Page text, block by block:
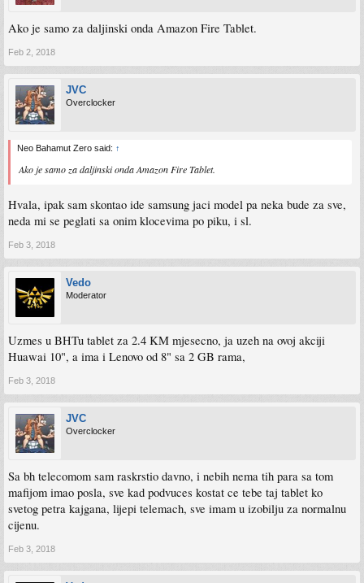
Ako je samo za daljinski onda Amazon Fire Tablet.
Feb 2, 2018
JVC
Overclocker
Neo Bahamut Zero said: ↑
Ako je samo za daljinski onda Amazon Fire Tablet.
Hvala, ipak sam skontao ide samsung jaci model pa neka bude za sve,
neda mi se peglati sa onim klocevima po piku, i sl.
Feb 3, 2018
Vedo
Moderator
Uzmes u BHTu tablet za 2.4 KM mjesecno, ja uzeh na ovoj akciji
Huawai 10", a ima i Lenovo od 8" sa 2 GB rama,
Feb 3, 2018
JVC
Overclocker
Sa bh telecomom sam raskrstio davno, i nebih nema tih para sa tom
mafijom imao posla, sve kad podvuces kostat ce tebe taj tablet ko
svetog petra kajgana, lijepi telemach, sve imam u izobilju za normalnu
cijenu.
Feb 3, 2018